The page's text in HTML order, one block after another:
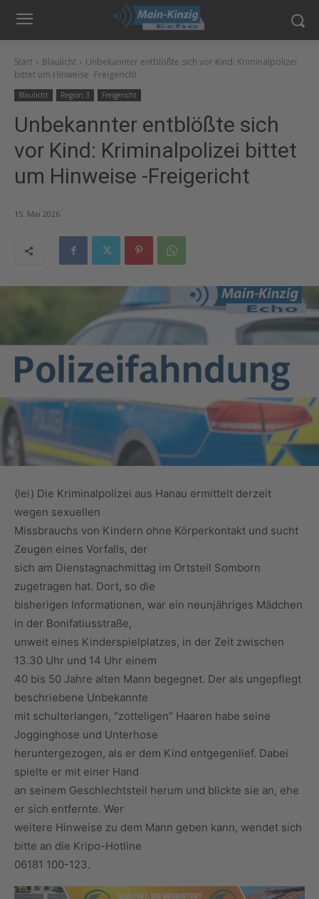
Start Blaulicht
Unbekannter entblößte sich vor Kind: Kriminalpolizei
bittet um Hinweise -Freigericht
Blaulicht Region 3 Freigericht
Unbekannter entblößte sich
vor Kind: Kriminalpolizei bittet
um Hinweise -Freigericht
15. Mai 2026
(lei) Die Kriminalpolizei aus Hanau ermittelt derzeit
wegen sexuellen
Missbrauchs von Kindern ohne Körperkontakt und sucht
Zeugen eines Vorfalls, der
sich am Dienstagnachmittag im Ortsteil Somborn
zugetragen hat. Dort, so die
bisherigen Informationen, war ein neunjähriges Mädchen
in der Bonifatiusstraße,
unweit eines Kinderspielplatzes, in der Zeit zwischen
13.30 Uhr und 14 Uhr einem
40 bis 50 Jahre alten Mann begegnet. Der als ungepflegt
beschriebene Unbekannte
mit schulterlangen, “zotteligen” Haaren habe seine
Jogginghose und Unterhose
heruntergezogen, als er dem Kind entgegenlief. Dabei
spielte er mit einer Hand
an seinem Geschlechtsteil herum und blickte sie an, ehe
er sich entfernte. Wer
weitere Hinweise zu dem Mann geben kann, wendet sich
bitte an die Kripo-Hotline
06181 100-123.